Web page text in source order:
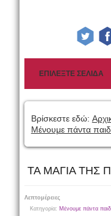
Βρίσκεστε εδώ:
Μένουμε πάντα
ΤΑ ΜΑΓΙΑ ΤΗΣ
Λεπτομέρειες
Κατηγορία: Μένουμε πάντα